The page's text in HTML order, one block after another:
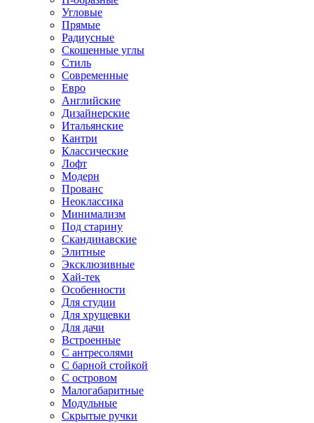
Угловые
Прямые
Радиусные
Скошенные углы
Стиль
Современные
Евро
Английские
Дизайнерские
Итальянские
Кантри
Классические
Лофт
Модерн
Прованс
Неоклассика
Минимализм
Под старину
Скандинавские
Элитные
Эксклюзивные
Хай-тек
Особенности
Для студии
Для хрущевки
Для дачи
Встроенные
С антресолями
С барной стойкой
С островом
Малогабаритные
Модульные
Скрытые ручки